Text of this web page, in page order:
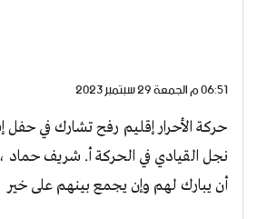
06:51 م الجمعة 29 سبتمبر 2023
حركة الأحرار إقليم رفح تشارك في حفل
نجل القيادي في الحركة أ. شريف حماد ،
أن يبارك لهم وإن يجمع بينهم على خير